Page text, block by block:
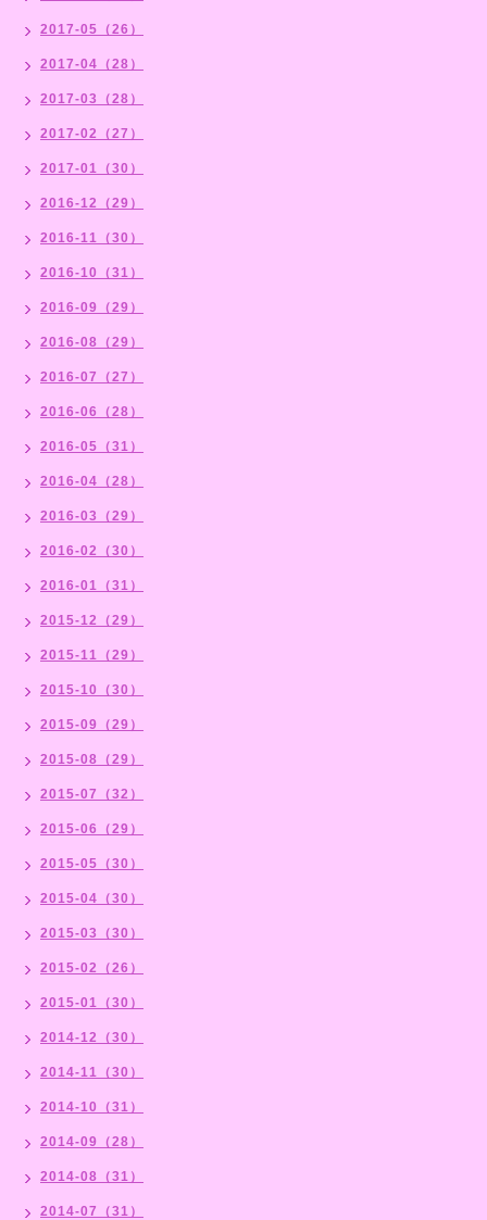
2017-05（26）
2017-04（28）
2017-03（28）
2017-02（27）
2017-01（30）
2016-12（29）
2016-11（30）
2016-10（31）
2016-09（29）
2016-08（29）
2016-07（27）
2016-06（28）
2016-05（31）
2016-04（28）
2016-03（29）
2016-02（30）
2016-01（31）
2015-12（29）
2015-11（29）
2015-10（30）
2015-09（29）
2015-08（29）
2015-07（32）
2015-06（29）
2015-05（30）
2015-04（30）
2015-03（30）
2015-02（26）
2015-01（30）
2014-12（30）
2014-11（30）
2014-10（31）
2014-09（28）
2014-08（31）
2014-07（31）